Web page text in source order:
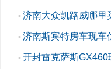
▪ 济南大众凯路威哪里
▪ 济南斯宾特房车现车
▪ 开封雷克萨斯